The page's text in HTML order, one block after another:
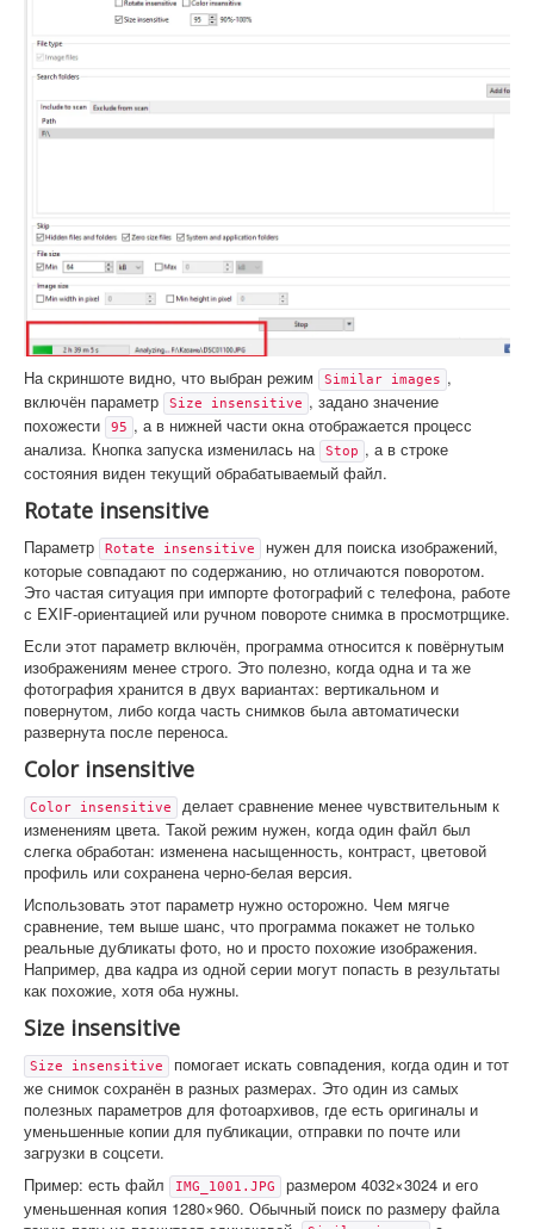
На скриншоте видно, что выбран режим Similar images ,
включён параметр
Size insensitive , задано значение
похожести
95 , а в нижней части окна отображается процесс
анализа. Кнопка запуска изменилась на
Stop , а в строке
состояния виден текущий обрабатываемый файл.
Rotate insensitive
Параметр Rotate insensitive
нужен для поиска изображений,
которые совпадают по содержанию, но отличаются поворотом.
Это частая ситуация при импорте фотографий с телефона, работе
с EXIF-ориентацией или ручном повороте снимка в просмотрщике.
Если этот параметр включён, программа относится к повёрнутым
изображениям менее строго. Это полезно, когда одна и та же
фотография хранится в двух вариантах: вертикальном и
повернутом, либо когда часть снимков была автоматически
развернута после переноса.
Color insensitive
Color insensitive
делает сравнение менее чувствительным к
изменениям цвета. Такой режим нужен, когда один файл был
слегка обработан: изменена насыщенность, контраст, цветовой
профиль или сохранена черно-белая версия.
Использовать этот параметр нужно осторожно. Чем мягче
сравнение, тем выше шанс, что программа покажет не только
реальные дубликаты фото, но и просто похожие изображения.
Например, два кадра из одной серии могут попасть в результаты
как похожие, хотя оба нужны.
Size insensitive
Size insensitive
помогает искать совпадения, когда один и тот
же снимок сохранён в разных размерах. Это один из самых
полезных параметров для фотоархивов, где есть оригиналы и
уменьшенные копии для публикации, отправки по почте или
загрузки в соцсети.
Пример: есть файл
IMG_1001.JPG
размером 4032×3024 и его
уменьшенная копия 1280×960. Обычный поиск по размеру файла